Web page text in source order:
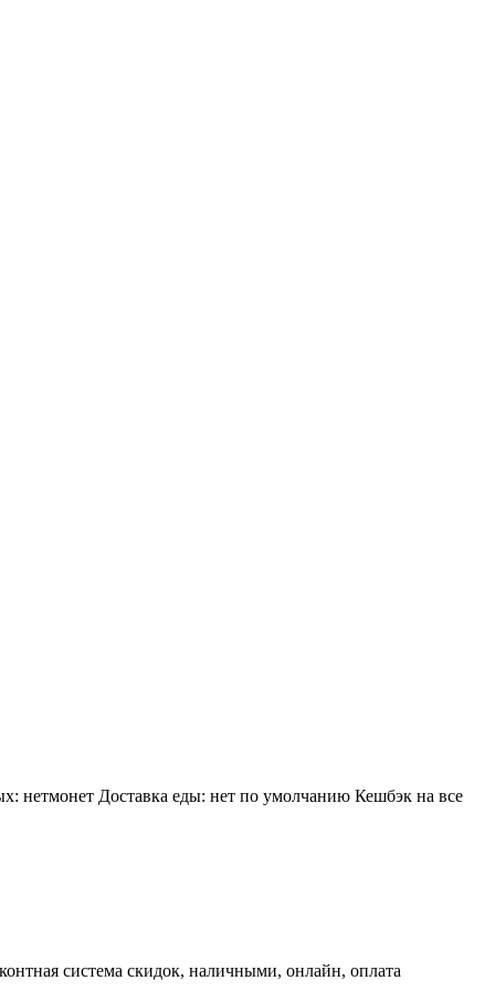
нетмонет Доставка еды: нет по умолчанию Кешбэк на все
система скидок, наличными, онлайн, оплата